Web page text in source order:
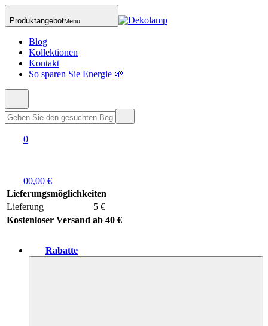
ProduktangebotMenu
Blog
Kollektionen
Kontakt
So sparen Sie Energie 🌱
0
00,00 €
Lieferungsmöglichkeiten
Lieferung
5 €
Kostenloser Versand ab 40 €
Rabatte